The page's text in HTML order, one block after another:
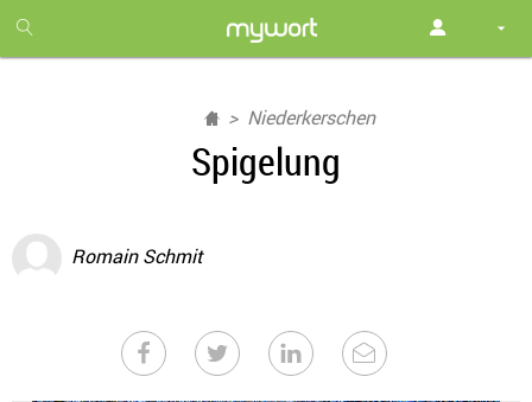
month
free
Niederkerschen
Spigelung
Romain Schmit